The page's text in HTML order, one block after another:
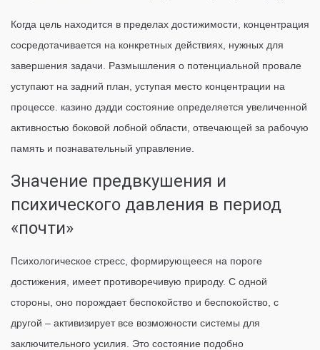
Когда цель находится в пределах достижимости, концентрация
сосредотачивается на конкретных действиях, нужных для
завершения задачи. Размышления о потенциальной провале
уступают на задний план, уступая место концентрации на
процессе. казино дэдди состояние определяется увеличенной
активностью боковой лобной области, отвечающей за рабочую
память и познавательный управление.
Значение предвкушения и
психического давления в период
«почти»
Психологическое стресс, формирующееся на пороге
достижения, имеет противоречивую природу. С одной
стороны, оно порождает беспокойство и беспокойство, с
другой – активизирует все возможности системы для
заключительного усилия. Это состояние подобно